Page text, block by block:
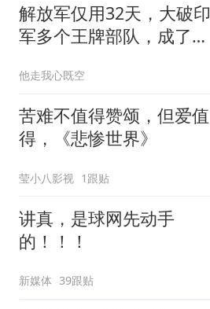
解放军仅用32天，大破印
军多个王牌部队，成了印
他走我心既空
苦难不值得赞颂，但爱值
得，《悲惨世界》
莹小八影视 1跟贴
讲真，是球网先动手
的！！！
新媒体 39跟贴